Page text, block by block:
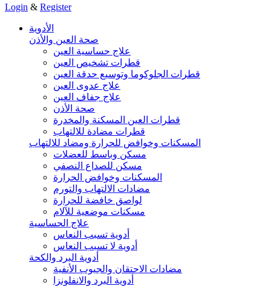
Login & Register
الأدوية
صحة العين والأذن
علاج حساسية العين
قطرات تشخيص العين
قطرات الجلوكوما وتوسيع حدقة العين
علاج عدوى العين
علاج جفاف العين
صحة الأذن
قطرات العين المسكنة والمخدرة
قطرات مضادة للالتهاب
المسكنات وخوافض للحرارة ومضاد للالتهاب
مسكن وباسط للعضلات
مسكن للصداع النصفي
المسكنات وخوافض الحرارة
مضادات الالتهاب والتورم
لواصق خافضة للحرارة
مسكنات موضعية للآلام
علاج الحساسية
أدوية تسبب النعاس
أدوية لا تسبب النعاس
أدوية البرد والكحة
مضادات الاحتقان والجيوب الأنفية
أدوية البرد والانفلونزا